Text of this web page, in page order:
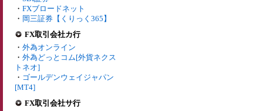
・ FXブロードネット
・ 岡三証券【くりっく365】
FX取引会社カ行
・ 外為オンライン
・ 外為どっとコム[外貨ネクス
トネオ]
・ ゴールデンウェイジャパン
[MT4]
FX取引会社サ行